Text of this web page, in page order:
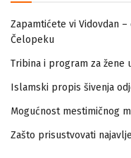
Zapamtićete vi Vidovdan
Čelopeku
Tribina i program za žene
Islamski propis šivenja
Mogućnost mestimičnog
Zašto prisustvovati